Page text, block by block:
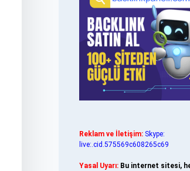
Reklam ve İletişim: Skype:
live:.cid.575569c608265c69
Yasal Uyarı: Bu internet sitesi,